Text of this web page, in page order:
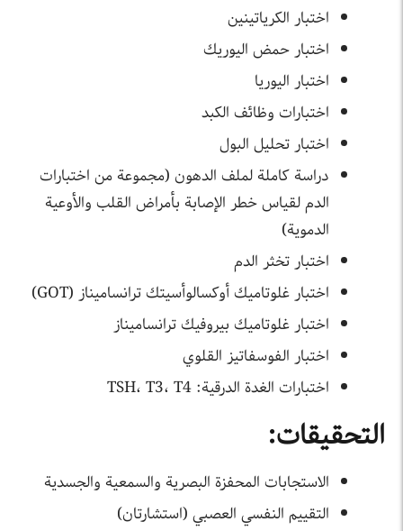
اختبار الكرياتينين
اختبار حمض اليوريك
اختبار اليوريا
اختبارات وظائف الكبد
اختبار تحليل البول
دراسة كاملة لملف الدهون (مجموعة من اختبارات
الدم لقياس خطر الإصابة بأمراض القلب والأوعية
الدموية)
اختبار تخثر الدم
اختبار غلوتاميك أوكسالوأسيتك ترانساميناز (GOT)
اختبار غلوتاميك بيروفيك ترانساميناز
اختبار الفوسفاتيز القلوي
اختبارات الغدة الدرقية: TSH، T3، T4
التحقيقات:
الاستجابات المحفزة البصرية والسمعية والجسدية
التقييم النفسي العصبي (استشارتان)